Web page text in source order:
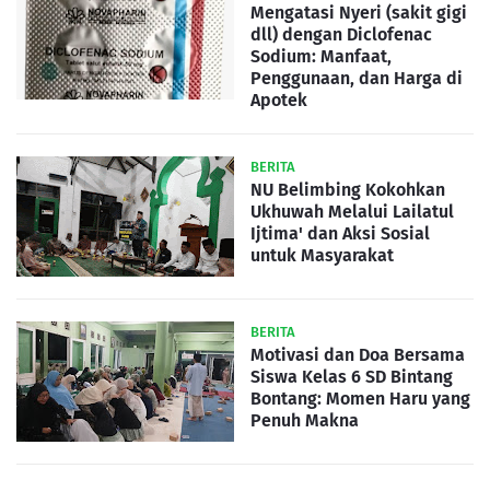
Mengatasi Nyeri (sakit gigi
dll) dengan Diclofenac
Sodium: Manfaat,
Penggunaan, dan Harga di
Apotek
BERITA
NU Belimbing Kokohkan
Ukhuwah Melalui Lailatul
Ijtima' dan Aksi Sosial
untuk Masyarakat
BERITA
Motivasi dan Doa Bersama
Siswa Kelas 6 SD Bintang
Bontang: Momen Haru yang
Penuh Makna